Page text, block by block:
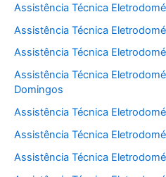
Assistência Técnica
Assistência Técnica
Assistência Técnica
Assistência Técnica
Domingos
Assistência Técnica
Assistência Técnica
Assistência Técnica